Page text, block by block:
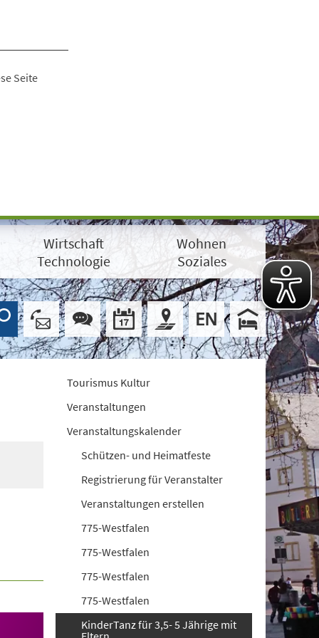
Seite
Wirtschaft
Technologie
Wohnen
Soziales
Tourismus Kultur
Veranstaltungen
Veranstaltungskalender
Schützen- und Heimatfeste
Registrierung für Veranstalter
Veranstaltungen erstellen
775-Westfalen
775-Westfalen
775-Westfalen
775-Westfalen
KinderTanz für 3,5- 5 Jährige mit